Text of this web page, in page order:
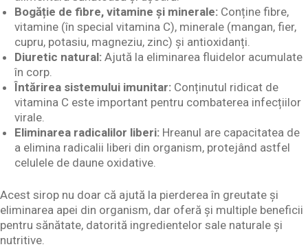
Bogăție de fibre, vitamine și minerale: Conține fibre,
vitamine (în special vitamina C), minerale (mangan, fier,
cupru, potasiu, magneziu, zinc) și antioxidanți.
Diuretic natural: Ajută la eliminarea fluidelor acumulate
în corp.
Întărirea sistemului imunitar: Conținutul ridicat de
vitamina C este important pentru combaterea infecțiilor
virale.
Eliminarea radicalilor liberi: Hreanul are capacitatea de
a elimina radicalii liberi din organism, protejând astfel
celulele de daune oxidative.
Acest sirop nu doar că ajută la pierderea în greutate și
eliminarea apei din organism, dar oferă și multiple beneficii
pentru sănătate, datorită ingredientelor sale naturale și
nutritive.